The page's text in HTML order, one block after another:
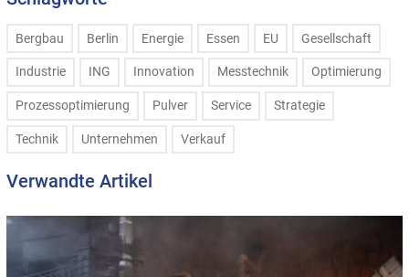
Bergbau Berlin Energie Essen EU Gesellschaft
Industrie ING Innovation Messtechnik Optimierung
Prozessoptimierung Pulver Service Strategie
Technik Unternehmen Verkauf
Verwandte Artikel